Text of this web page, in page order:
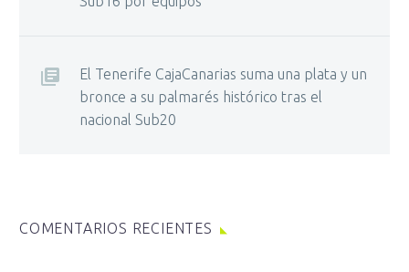
El Tenerife CajaCanarias suma una plata y un
bronce a su palmarés histórico tras el
nacional Sub20
COMENTARIOS RECIENTES